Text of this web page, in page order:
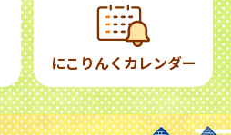
にこりんくカレンダー